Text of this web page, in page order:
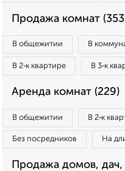
Продажа комнат
В общежитии В
В 2‑к квартире В 3‑к
Аренда комнат (229)
В общежитии В 2‑к
Без посредников На
Продажа домов, дач,